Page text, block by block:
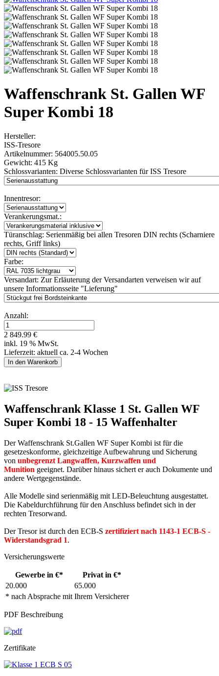
Waffenschrank St. Gallen WF
Super Kombi 18
Hersteller:
ISS-Tresore
Artikelnummer: 564005.50.05
Gewicht: 415 Kg
Schlossvarianten: Diverse Schlossvarianten für ISS Tresore
Innentresor:
Verankerungsmat.:
Türanschlag: Serienmäßig bei allen Tresoren DIN rechts (Scharniere
rechts, Griff links)
Farbe:
Versandart: Zur Erläuterung der Versandarten verweisen wir auf
unsere Informationsseite "Lieferung"
Anzahl:
2 849.99 €
inkl. 19 % MwSt.
Lieferzeit: aktuell ca. 2-4 Wochen
Waffenschrank Klasse 1 St. Gallen WF
Super Kombi 18 - 15 Waffenhalter
Der Waffenschrank St.Gallen WF Super Kombi ist für die
gesetzeskonforme, gleichzeitige Aufbewahrung und Sicherung
von unbegrenzt Langwaffen, Kurzwaffen und
Munition geeignet. Darüber hinaus sichert er auch Dokumente und
andere Wertgegenstände.
Alle Modelle sind serienmäßig mit LED-Beleuchtung ausgestattet.
Die Kabeldurchführung für den Anschluss befindet sich in der
rechten Tresorwand.
Der Tresor ist durch den ECB-S zertifiziert nach 1143-1 ECB-S -
Widerstandsgrad 1.
Versicherungswerte
Gewerbe in €* Privat in €*
* nach Absprache mit Ihrem Versicherer
20.000 65.000
PDF Beschreibung
Zertifikate